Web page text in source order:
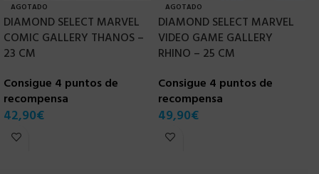
AGOTADO
DIAMOND SELECT MARVEL
COMIC GALLERY THANOS –
23 CM
Consigue 4 puntos de
recompensa
42,90€
AGOTADO
DIAMOND SELECT MARVEL
VIDEO GAME GALLERY
RHINO – 25 CM
Consigue 4 puntos de
recompensa
49,90€